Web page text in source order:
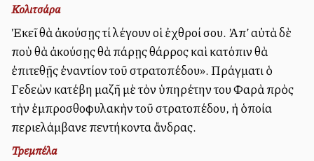
Κολιτσάρα
Ἐκεῖ θὰ ἀκούσῃς τί λέγουν οἱ ἐχθροί σου. Ἀπ’ αὐτὰ δὲ
ποὺ θὰ ἀκούσῃς θὰ πάρῃς θάρρος καὶ κατόπιν θὰ
ἐπιτεθῇς ἐναντίον τοῦ στρατοπέδου». Πράγματι ὁ
Γεδεὼν κατέβη μαζῆ μὲ τὸν ὑπηρέτην του Φαρὰ πρὸς
τὴν ἐμπροσθοφυλακὴν τοῦ στρατοπέδου, ἡ ὁποία
περιελάμβανε πεντήκοντα ἄνδρας.
Τρεμπέλα